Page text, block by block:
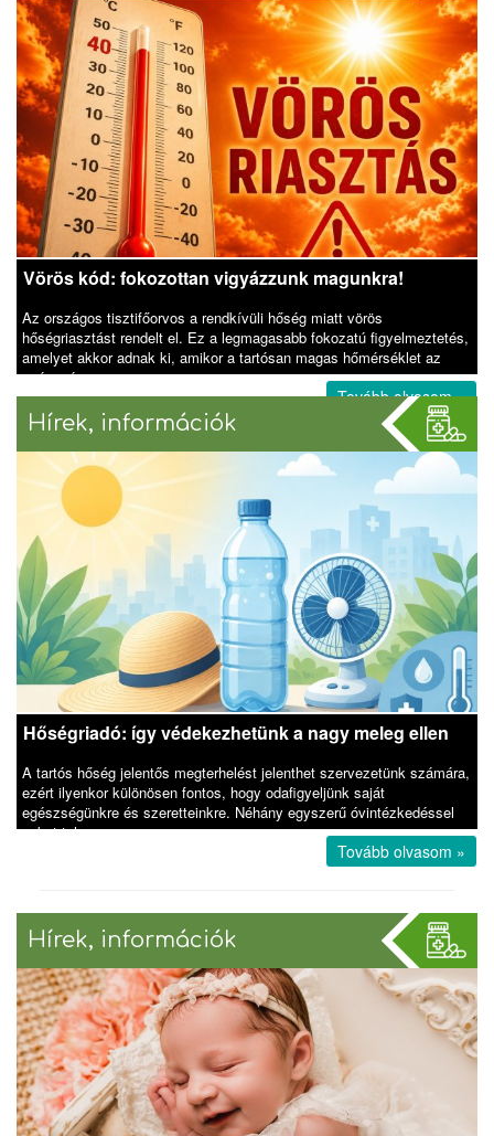
Vörös kód: fokozottan vigyázzunk magunkra!
Az országos tisztifőorvos a rendkívüli hőség miatt vörös
hőségriasztást rendelt el. Ez a legmagasabb fokozatú figyelmeztetés,
amelyet akkor adnak ki, amikor a tartósan magas hőmérséklet az
egészséges
Tovább olvasom »
Hírek, információk
Hőségriadó: így védekezhetünk a nagy meleg ellen
A tartós hőség jelentős megterhelést jelenthet szervezetünk számára,
ezért ilyenkor különösen fontos, hogy odafigyeljünk saját
egészségünkre és szeretteinkre. Néhány egyszerű óvintézkedéssel
sokat teh
Tovább olvasom »
Hírek, információk